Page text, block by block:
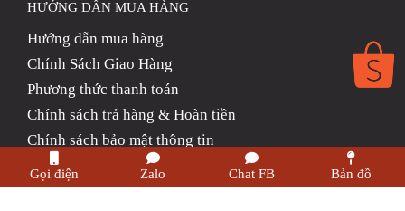
HƯỚNG DẪN MUA HÀNG
Hướng dẫn mua hàng
Chính Sách Giao Hàng
Phương thức thanh toán
Chính sách trả hàng & Hoàn tiền
Chính sách bảo mật thông tin
Gọi điện Zalo Chat FB Bản đồ